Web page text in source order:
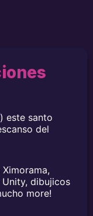
este santo
del
Unity, dibujicos
more!